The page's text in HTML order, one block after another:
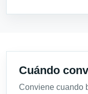
Cuándo
Conviene cuando